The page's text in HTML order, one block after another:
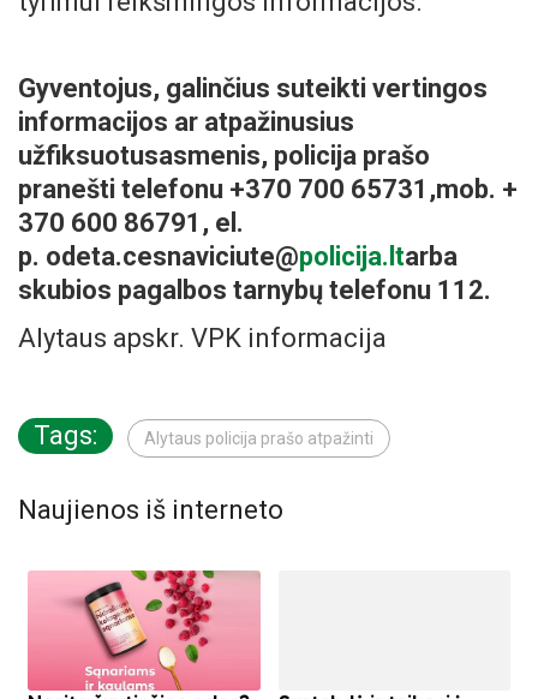
Gyventojus, galinčius suteikti vertingos
informacijos ar atpažinusius
užfiksuotusasmenis, policija prašo
pranešti telefonu +370 700 65731,mob. +
370 600 86791, el.
p. odeta.cesnaviciute@policija.ltarba
skubios pagalbos tarnybų telefonu 112.
Alytaus apskr. VPK informacija
Tags: Alytaus policija prašo atpažinti
Naujienos iš interneto